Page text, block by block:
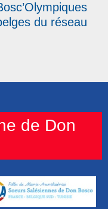
du réseau
de Don